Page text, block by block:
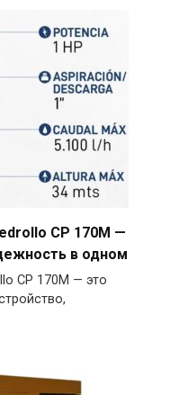
CP 170M —
в одном
CP 170M — это